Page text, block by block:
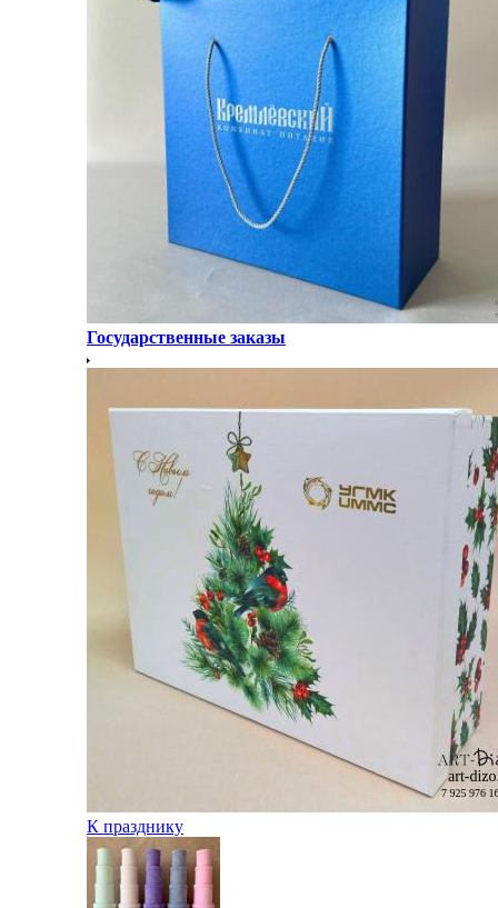
Государственные заказы
К празднику